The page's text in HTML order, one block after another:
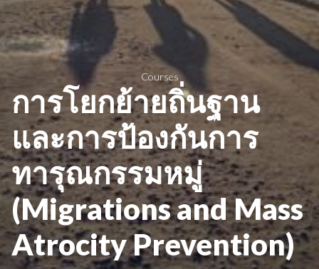
Courses
การโยกย้ายถิ่นฐาน
และการป้องกันการ
ทารุณกรรมหมู่
(Migrations and Mass
Atrocity Prevention)